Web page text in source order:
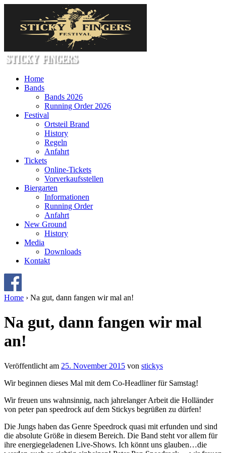
Home
Bands
Bands 2026
Running Order 2026
Festival
Ortsteil Brand
History
Regeln
Anfahrt
Tickets
Online-Tickets
Vorverkaufsstellen
Biergarten
Informationen
Running Order
Anfahrt
New Ground
History
Media
Downloads
Kontakt
Home › Na gut, dann fangen wir mal an!
Na gut, dann fangen wir mal
an!
Veröffentlicht am 25. November 2015 von stickys
Wir beginnen dieses Mal mit dem Co-Headliner für Samstag!
Wir freuen uns wahnsinnig, nach jahrelanger Arbeit die Holländer
von peter pan speedrock auf dem Stickys begrüßen zu dürfen!
Die Jungs haben das Genre Speedrock quasi mit erfunden und sind
die absolute Größe in diesem Bereich. Die Band steht vor allem für
ihre energiegeladenen Live-Shows. Ich könnt uns glauben…die